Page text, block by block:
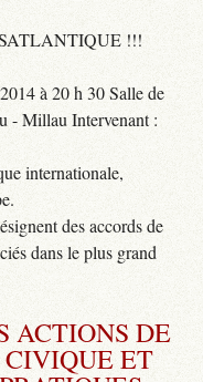
!!!
à 20 h 30 Salle de
- Millau Intervenant :
internationale,
des accords de
dans le plus grand
ACTIONS DE
CIVIQUE ET